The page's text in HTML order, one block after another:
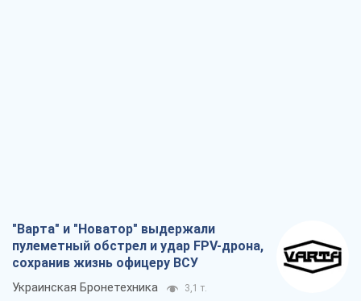
"Варта" и "Новатор" выдержали
пулеметный обстрел и удар FPV-дрона,
сохранив жизнь офицеру ВСУ
Украинская Бронетехника 3,1 т.